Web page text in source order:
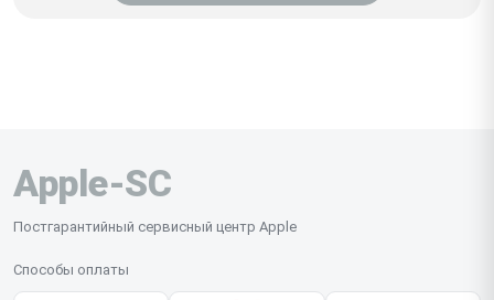
Apple-SC
Постгарантийный сервисный центр Apple
Способы оплаты